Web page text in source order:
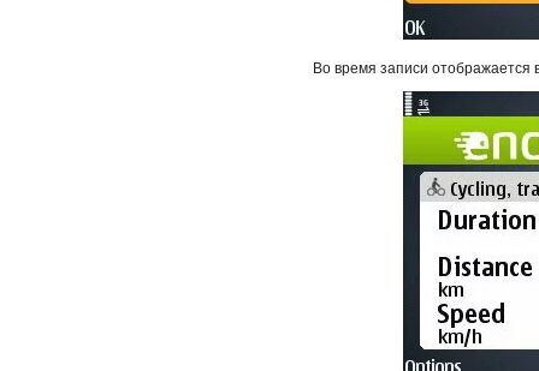
Во время записи отображается